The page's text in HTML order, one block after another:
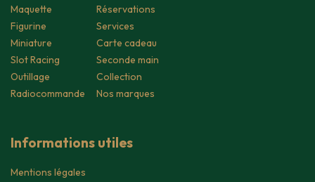
Maquette
Figurine
Miniature
Slot Racing
Outillage
Radiocommande
Réservations
Services
Carte cadeau
Seconde main
Collection
Nos marques
Informations utiles
Mentions légales